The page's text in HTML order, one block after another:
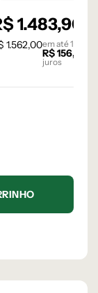
1.483,90
1.562,00em até10
R$156,20
juros